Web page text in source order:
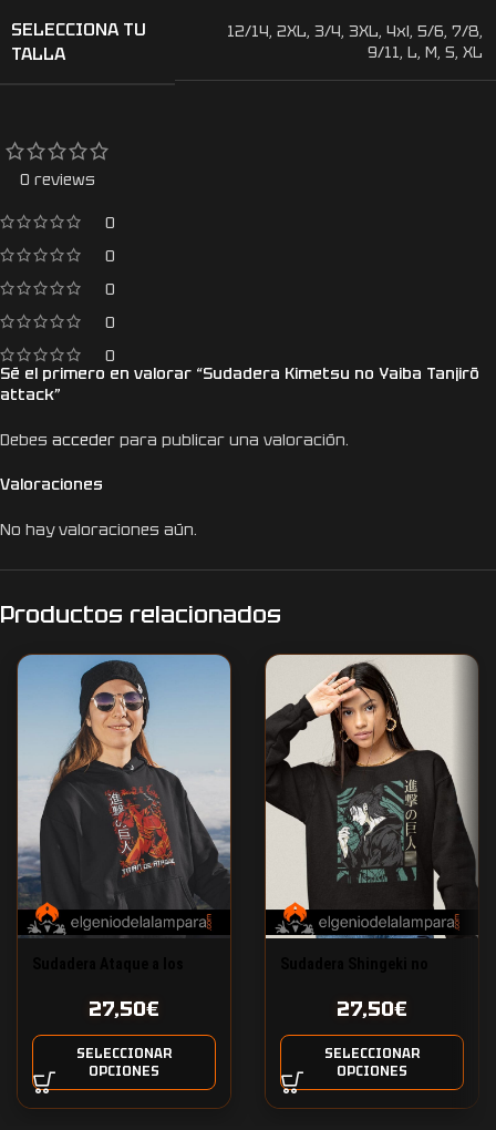
SELECCIONA TU
TALLA
12/14, 2XL, 3/4, 3XL, 4xl, 5/6, 7/8,
9/11, L, M, S, XL
0 reviews
0
0
0
0
0
Valoraciones
No hay valoraciones aún.
Sé el primero en valorar “Sudadera Kimetsu no Yaiba Tanjirō
attack”
Debes acceder para publicar una valoración.
Productos relacionados
27,50€
SELECCIONAR
OPCIONES
27,50€
SELECCIONAR
OPCIONES